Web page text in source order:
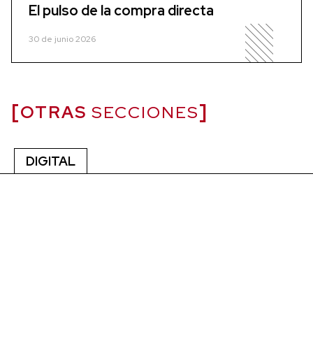
El pulso de la compra directa
30 de junio 2026
OTRAS SECCIONES
DIGITAL